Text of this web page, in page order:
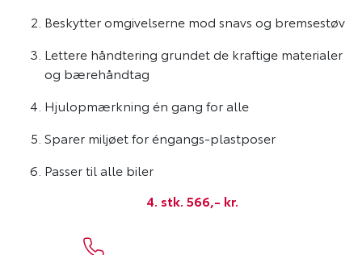
Beskytter omgivelserne mod snavs og bremsestøv
Lettere håndtering grundet de kraftige materialer
og bærehåndtag
Hjulopmærkning én gang for alle
Sparer miljøet for éngangs-plastposer
Passer til alle biler
4. stk. 566,- kr.